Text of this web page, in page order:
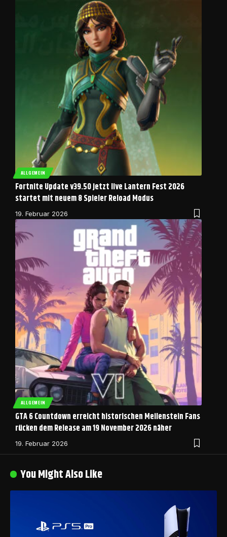
ALLGEMEIN
Fortnite Update v39.50 jetzt live Lantern Fest 2026
startet mit neuem 8 Spieler Reload Modus
19. Februar 2026
ALLGEMEIN
GTA 6 Countdown erreicht historischen Meilenstein Fans
rücken dem Release am 19 November 2026 näher
19. Februar 2026
You Might Also Like